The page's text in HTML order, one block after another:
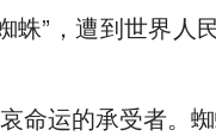
蛛”，遭到世界
命运的承受者。